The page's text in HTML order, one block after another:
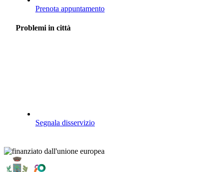
Prenota appuntamento
Problemi in città
Segnala disservizio